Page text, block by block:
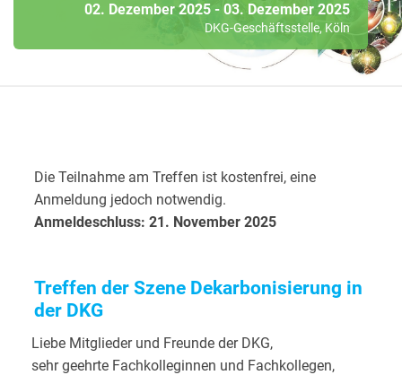
02. Dezember 2025 - 03. Dezember 2025
DKG-Geschäftsstelle, Köln
Die Teilnahme am Treffen ist kostenfrei, eine
Anmeldung jedoch notwendig.
Anmeldeschluss: 21. November 2025
Treffen der Szene Dekarbonisierung in
der DKG
Liebe Mitglieder und Freunde der DKG,
sehr geehrte Fachkolleginnen und Fachkollegen,